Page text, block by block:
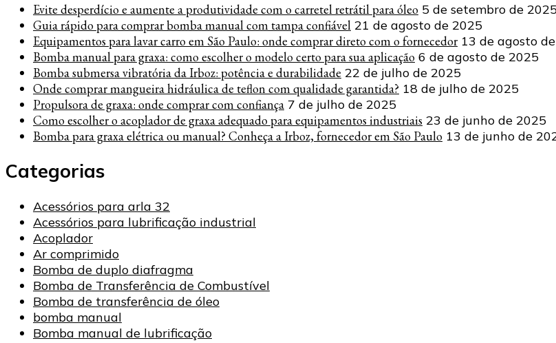
Evite desperdício e aumente a produtividade com o carretel retrátil para óleo 5 de setembro de 2025
Guia rápido para comprar bomba manual com tampa confiável 21 de agosto de 2025
Equipamentos para lavar carro em São Paulo: onde comprar direto com o fornecedor 13 de agosto
Bomba manual para graxa: como escolher o modelo certo para sua aplicação 6 de agosto de 2025
Bomba submersa vibratória da Irboz: potência e durabilidade 22 de julho de 2025
Onde comprar mangueira hidráulica de teflon com qualidade garantida? 18 de julho de 2025
Propulsora de graxa: onde comprar com confiança 7 de julho de 2025
Como escolher o acoplador de graxa adequado para equipamentos industriais 23 de junho de 2025
Bomba para graxa elétrica ou manual? Conheça a Irboz, fornecedor em São Paulo 13 de junho de
Categorias
Acessórios para arla 32
Acessórios para lubrificação industrial
Acoplador
Ar comprimido
Bomba de duplo diafragma
Bomba de Transferência de Combustível
Bomba de transferência de óleo
bomba manual
Bomba manual de lubrificação